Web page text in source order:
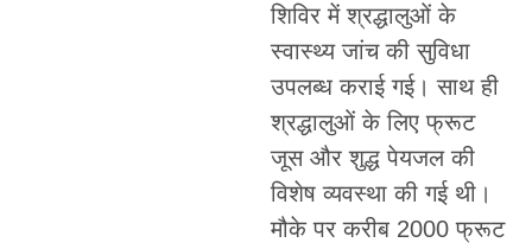
शिविर में श्रद्धालुओं के
स्वास्थ्य जांच की सुविधा
उपलब्ध कराई गई। साथ ही
श्रद्धालुओं के लिए फ्रूट
जूस और शुद्ध पेयजल की
विशेष व्यवस्था की गई थी।
मौके पर करीब 2000 फ्रूट